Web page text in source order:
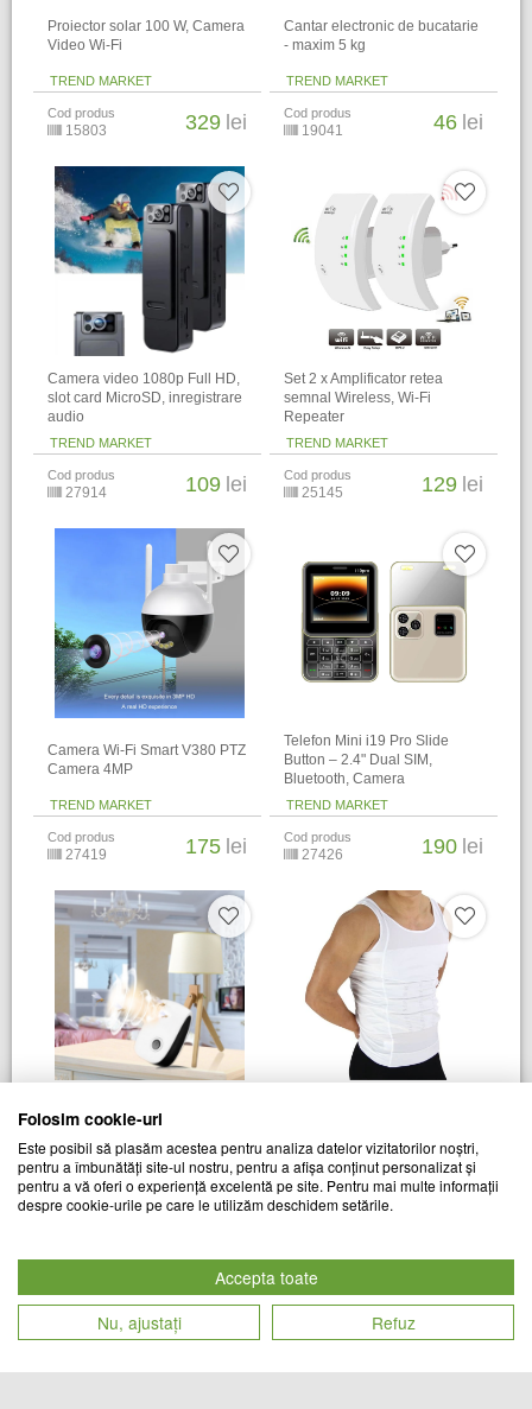
Proiector solar 100 W, Camera
Video Wi-Fi
TREND MARKET
Cod produs
15803 329 lei
Cantar electronic de bucatarie
- maxim 5 kg
TREND MARKET
Cod produs
19041 46 lei
Camera video 1080p Full HD,
slot card MicroSD, inregistrare
audio
TREND MARKET
Cod produs
27914 109 lei
Set 2 x Amplificator retea
semnal Wireless, Wi-Fi
Repeater
TREND MARKET
Cod produs
25145 129 lei
Camera Wi-Fi Smart V380 PTZ
Camera 4MP
TREND MARKET
Cod produs
27419 175 lei
Telefon Mini i19 Pro Slide
Button – 2.4" Dual SIM,
Bluetooth, Camera
TREND MARKET
Cod produs
27426 190 lei
Dispozitiv antidaunatori Pest
TREND MARKET
Cod produs 45 lei
TREND MARKET
Cod produs
Folosim cookie-uri
Este posibil să plasăm acestea pentru analiza datelor vizitatorilor noștri,
pentru a îmbunătăți site-ul nostru, pentru a afișa conținut personalizat și
pentru a vă oferi o experiență excelentă pe site. Pentru mai multe informații
despre cookie-urile pe care le utilizăm deschidem setările.
Accepta toate
Nu, ajustați
Refuz